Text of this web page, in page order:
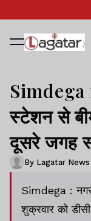
Simdega
स्टेशन से
दूसरे जगह
By Lagatar News
Simdega : नगर
शुक्रवार को